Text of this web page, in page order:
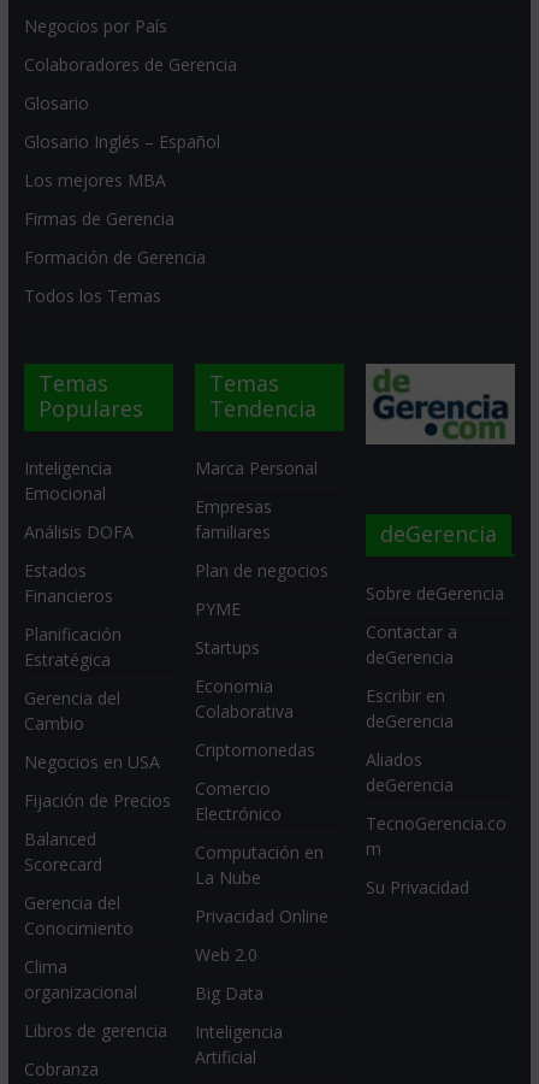
Negocios por País
Colaboradores de Gerencia
Glosario
Glosario Inglés – Español
Los mejores MBA
Firmas de Gerencia
Formación de Gerencia
Todos los Temas
Temas
Populares
Inteligencia
Emocional
Análisis DOFA
Estados
Financieros
Planificación
Estratégica
Gerencia del
Cambio
Negocios en USA
Fijación de Precios
Balanced
Scorecard
Gerencia del
Conocimiento
Clima
organizacional
Libros de gerencia
Cobranza
Temas
Tendencia
Marca Personal
Empresas
familiares
Plan de negocios
PYME
Startups
Economia
Colaborativa
Criptomonedas
Comercio
Electrónico
Computación en
La Nube
Privacidad Online
Web 2.0
Big Data
Inteligencia
Artificial
deGerencia
Sobre deGerencia
Contactar a
deGerencia
Escribir en
deGerencia
Aliados
deGerencia
TecnoGerencia.co
m
Su Privacidad